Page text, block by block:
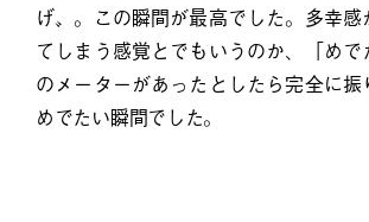
げ〟。この瞬間が最高でした。多幸感
てしまう感覚とでもいうのか、「め
のメーターがあったとしたら完全に
めでたい瞬間でした。